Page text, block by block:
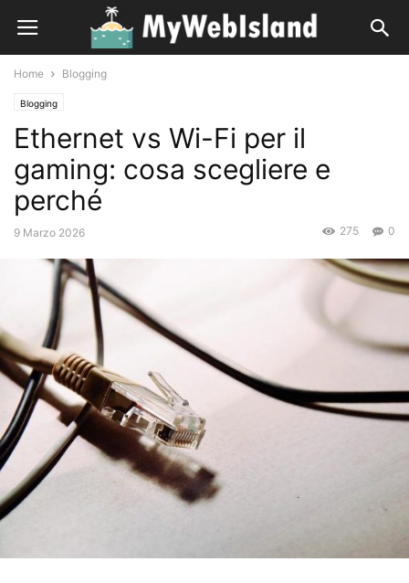
Home Blogging
Blogging
Ethernet vs Wi-Fi per il
gaming: cosa scegliere e
perché
9 Marzo 2026 0
275